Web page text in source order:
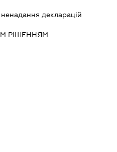
ненадання декларацiй
РIШЕННЯМ